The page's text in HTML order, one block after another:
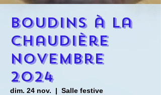
Boudins à la
chaudière
novembre
2024
dim. 24 nov.
  |
Salle festive